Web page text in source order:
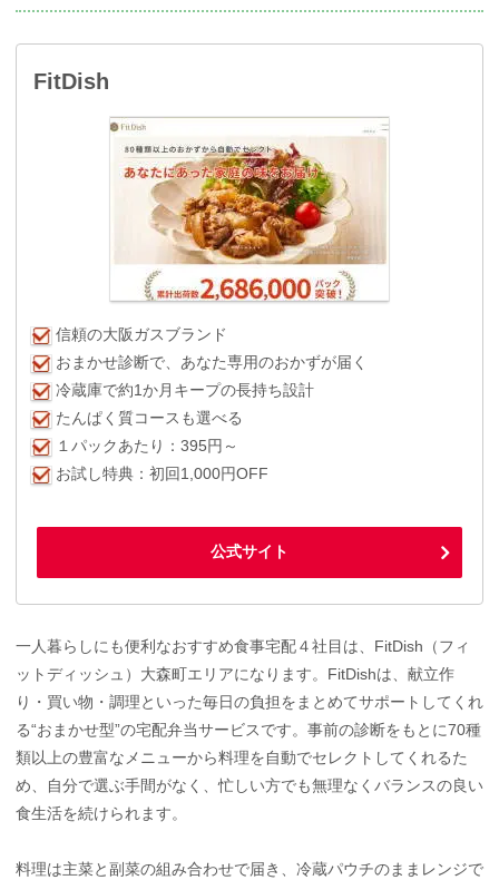
FitDish
信頼の大阪ガスブランド
おまかせ診断で、あなた専用のおかずが届く
冷蔵庫で約1か月キープの長持ち設計
たんぱく質コースも選べる
１パックあたり：395円～
お試し特典：初回1,000円OFF
公式サイト
一人暮らしにも便利なおすすめ食事宅配４社目は、FitDish（フィ
ットディッシュ）大森町エリアになります。FitDishは、献立作
り・買い物・調理といった毎日の負担をまとめてサポートしてくれ
る“おまかせ型”の宅配弁当サービスです。事前の診断をもとに70種
類以上の豊富なメニューから料理を自動でセレクトしてくれるた
め、自分で選ぶ手間がなく、忙しい方でも無理なくバランスの良い
食生活を続けられます。
料理は主菜と副菜の組み合わせで届き、冷蔵パウチのままレンジで